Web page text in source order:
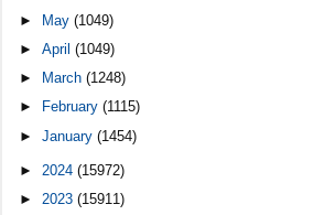
► May(1049)
►April(1049)
►
March(1248)
►
February(1115)
►January(1454)
► 2024(15972)
►2023(15911)